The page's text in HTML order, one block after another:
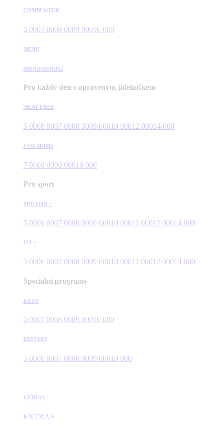
COMBI WEEK
6 0007 0008 0009 00010 000
MENU
menumenuxl
Pro každý den s upraveným jídelníčkem
MEAT FREE
5 0006 0007 0008 0009 00010 00012 00014 000
FOR MOMS
7 0008 0009 00010 000
Pro sport
PROTEIN +
5 0006 0007 0008 0009 00010 00011 00012 00014 000
FIT +
5 0006 0007 0008 0009 00010 00011 00012 00014 000
Speciální programy
KETO
6 0007 0008 0009 00010 000
RESTART
5 0006 0007 0008 0009 00010 000
EXTRAS
EXTRAS